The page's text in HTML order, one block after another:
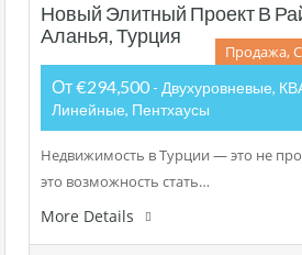
Новый Элитный Проект В
Аланья, Турция
Продажа,
От €294,500 - Двухуровневые,
Линейные, Пентхаусы
Недвижимость в Турции — это не
это возможность стать…
More Details